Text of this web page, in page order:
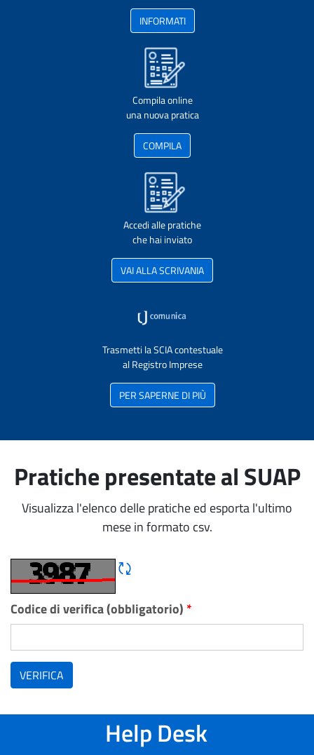
INFORMATI
Compila online
una nuova pratica
COMPILA
Accedi alle pratiche
che hai inviato
VAI ALLA SCRIVANIA
Trasmetti la SCIA contestuale
al Registro Imprese
PER SAPERNE DI PIÙ
Pratiche presentate al SUAP
Visualizza l'elenco delle pratiche ed esporta l'ultimo
mese in formato csv.
Rigene CAPTCHA
Codice di verifica (obbligatorio) *
VERIFICA
Help Desk